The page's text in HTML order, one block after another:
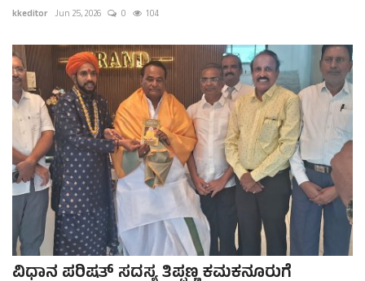
kkeditor Jun 25, 2026 0 104
ವಿಧಾನ ಪರಿಷತ್ ಸದಸ್ಯ ತಿಪ್ಪಣ್ಣ ಕಮಕನೂರುಗೆ